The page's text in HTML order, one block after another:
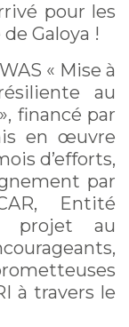
pour les
Galoya !
« Mise à
au
financé par
en œuvre
d’efforts,
par
Entité
projet au
à travers le